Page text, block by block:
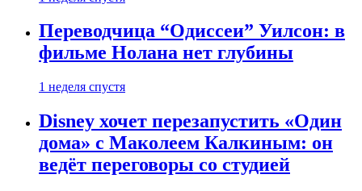
Переводчица “Одиссеи” Уилсон: в
фильме Нолана нет глубины
1 неделя спустя
Disney хочет перезапустить «Один
дома» с Маколеем Калкиным: он
ведёт переговоры со студией